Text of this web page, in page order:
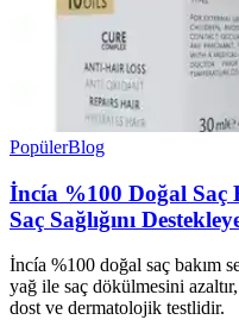
PopülerBlog
İncía %100 Doğal Saç
Saç Sağlığını
İncía %100 doğal saç bakım
yağ ile saç dökülmesini
dost ve dermatolojik testlidir.